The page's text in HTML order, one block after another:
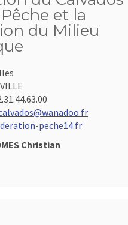
et la
du Milieu
peche14.fr
Christian